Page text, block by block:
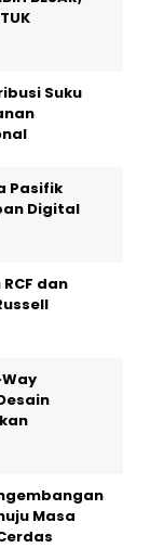
Suku
Pasifik
Digital
dan
Masa